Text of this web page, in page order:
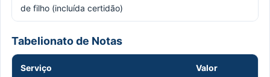
de filho (incluída certidão)
Tabelionato de Notas
Serviço Valor